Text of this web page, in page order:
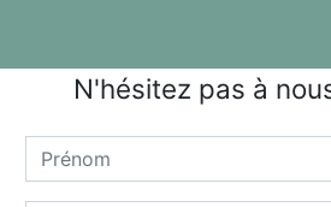
N'hésitez pas à